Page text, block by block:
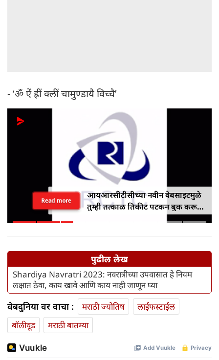
- ‘ॐ ऐं ह्रीं क्लीं चामुण्डायै विच्चै’
आयआरसीटीसीच्या नवीन वेबसाइटमुळे
तुम्ही तत्काळ तिकीट पटकन बुक करू
Read more
पुढील लेख
Shardiya Navratri 2023: नवरात्रीच्या उपवासात हे नियम
लक्षात ठेवा, काय खावे आणि काय नाही जाणून घ्या
वेबदुनिया वर वाचा : मराठी ज्योतिष
लाईफस्टाईल
बॉलीवूड
मराठी बातम्या